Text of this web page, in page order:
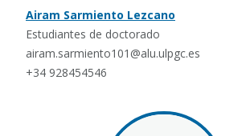
Airam Sarmiento Lezcano
Estudiantes de doctorado
airam.sarmiento101@alu.ulpgc.es
+34 928454546